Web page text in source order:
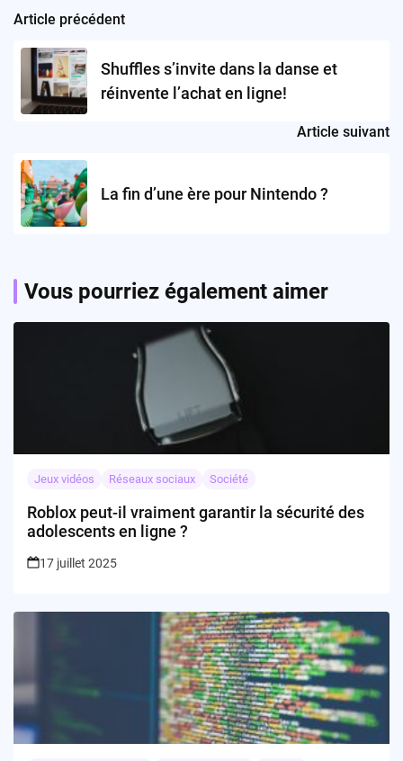
Post
navigation
Article précédent
Shuffles s’invite dans la danse et
réinvente l’achat en ligne!
Article suivant
La fin d’une ère pour Nintendo ?
Vous pourriez également aimer
Jeux vidéos Réseaux sociaux Société
Roblox peut-il vraiment garantir la sécurité des
adolescents en ligne ?
17 juillet 2025